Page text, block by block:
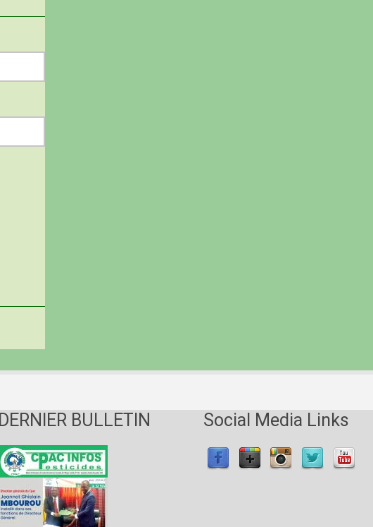
DERNIER BULLETIN Social Media Links